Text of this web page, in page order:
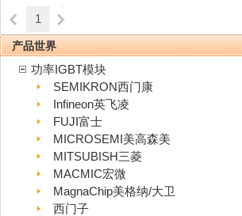
1
产品世界
功率IGBT模块
SEMIKRON西门康
Infineon英飞凌
FUJI富士
MICROSEMI美高森美
MITSUBISH三菱
MACMIC宏微
MagnaChip美格纳/大卫
西门子